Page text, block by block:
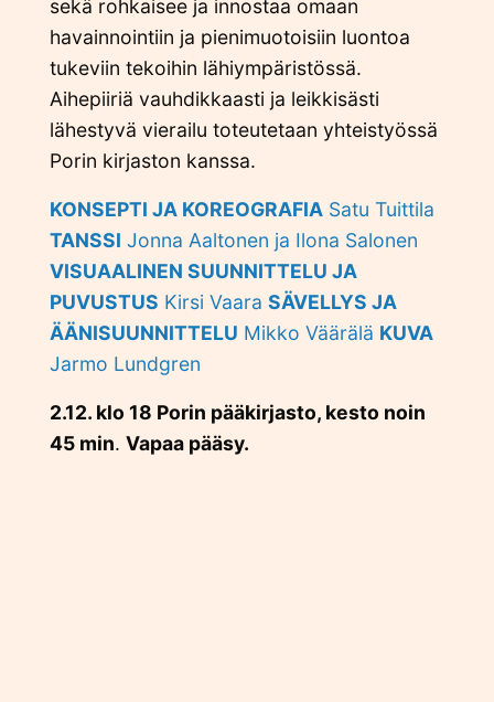
sekä rohkaisee ja innostaa omaan
havainnointiin ja pienimuotoisiin luontoa
tukeviin tekoihin lähiympäristössä.
Aihepiiriä vauhdikkaasti ja leikkisästi
lähestyvä vierailu toteutetaan yhteistyössä
Porin kirjaston kanssa.
KONSEPTI JA KOREOGRAFIASatu Tuittila
TANSSI Jonna Aaltonen ja Ilona Salonen
VISUAALINEN SUUNNITTELU JA
PUVUSTUS Kirsi Vaara SÄVELLYS JA
ÄÄNISUUNNITTELU Mikko Väärälä KUVA
Jarmo Lundgren
2.12. klo 18 Porin pääkirjasto, kesto noin
45 min. Vapaa pääsy.